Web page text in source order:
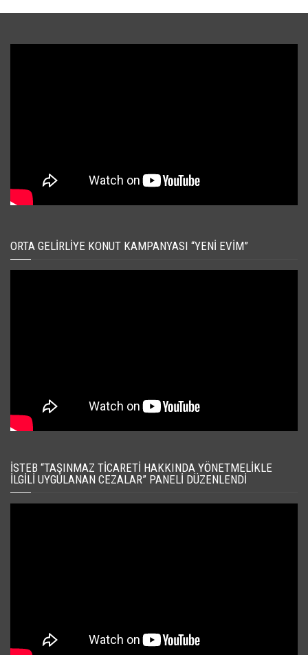
ORTA GELIRLIYE KONUT KAMPANYASI “YENI EVIM”
İSTEB “TAŞINMAZ TICARETI HAKKINDA YÖNETMELIKLE
İLGILI UYGULANAN CEZALAR” PANELI DÜZENLENDI